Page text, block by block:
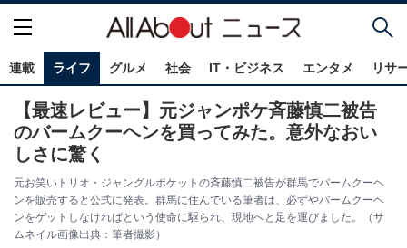
連載 ライフ グルメ 社会 IT・ビジネス エンタメ リサ
【最速レビュー】元ジャンポケ斉藤慎二被告
のバームクーヘンを買ってみた。意外なおい
しさに驚く
元お笑いトリオ・ジャングルポケットの斉藤慎二被告が群馬でバームクーヘ
ンを販売すると公式に発表。群馬に住んでいる筆者は、必ずやバームクーヘ
ンをゲットしなければという使命に駆られ、現地へと足を運びました。（サ
ムネイル画像出典：筆者撮影）